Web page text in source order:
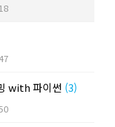
with 파이썬 (3)